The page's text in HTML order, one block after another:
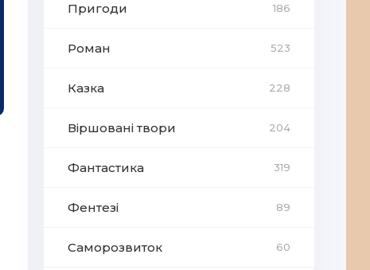
Пригоди 186
Роман 523
Казка 228
Віршовані твори 204
Фантастика 319
Фентезі 89
Саморозвиток 60